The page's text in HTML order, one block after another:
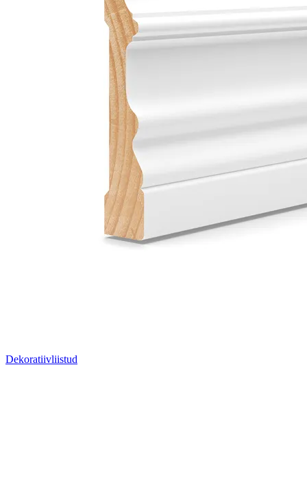
Dekoratiivliistud